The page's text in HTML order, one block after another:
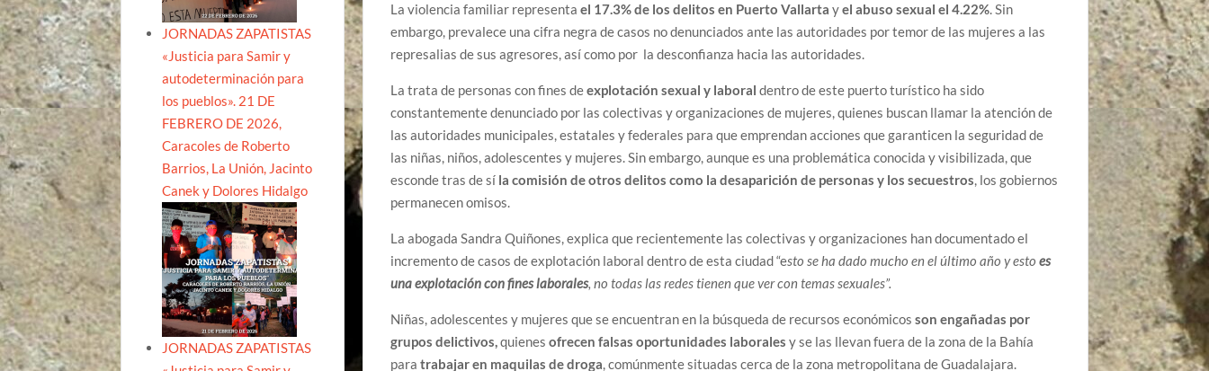
La violencia familiar representael 17.3% de los delitos en Puerto Vallarta yel abuso sexual el 4.22%. Sin
embargo, prevalece una cifra negra de casos no denunciados ante las autoridades por temor de las mujeres a las
represalias de sus agresores, así como por la desconfianza hacia las autoridades.
La trata de personas con fines deexplotación sexual y laboraldentro de este puerto turístico ha sido
constantemente denunciado por las colectivas y organizaciones de mujeres, quienes buscan llamar la atención de
las autoridades municipales, estatales y federales para que emprendan acciones que garanticen la seguridad de
las niñas, niños, adolescentes y mujeres. Sin embargo, aunque es una problemática conocida y visibilizada, que
esconde tras de sí la comisión de otros delitos como la desaparición de personas y los secuestros, los gobiernos
permanecen omisos.
La abogada Sandra Quiñones, explica que recientemente las colectivas y organizaciones han documentado el
incremento de casos de explotación laboral dentro de esta ciudad “esto se ha dado mucho en el último año y esto es
una explotación con fines laborales, no todas las redes tienen que ver con temas sexuales”.
Niñas, adolescentes y mujeres que se encuentran en la búsqueda de recursos económicosson engañadas por
grupos delictivos,quienesofrecen falsas oportunidades laboralesy se las llevan fuera de la zona de la Bahía
paratrabajar en maquilas de droga, comúnmente situadas cerca de la zona metropolitana de Guadalajara.
JORNADAS ZAPATISTAS
«Justicia para Samir y
autodeterminación para
los pueblos». 21 DE
FEBRERO DE 2026,
Caracoles de Roberto
Barrios, La Unión, Jacinto
Canek y Dolores Hidalgo
JORNADAS ZAPATISTAS